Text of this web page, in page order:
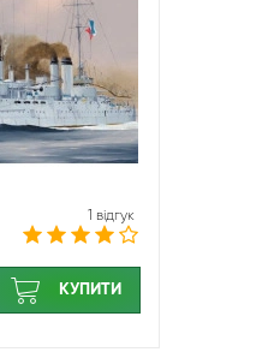
1 відгук
КУПИТИ